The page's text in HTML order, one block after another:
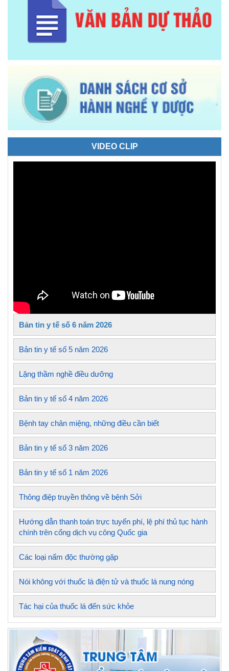
VIDEO CLIP
Bản tin y tế số 6 năm 2026
Bản tin y tế số 5 năm 2026
Lặng thầm nghề điều dưỡng
Bản tin y tế số 4 năm 2026
Bệnh tay chân miệng, những điều cần biết
Bản tin y tế số 3 năm 2026
Bản tin y tế số 1 năm 2026
Thông điệp truyền thông về bệnh Sởi
Hướng dẫn thanh toán trực tuyến phí, lệ phí thủ tục hành
chính trên cổng dịch vụ công Quốc gia
Các loại nấm độc thường gặp
Nói không với thuốc lá điện tử và thuốc lá nung nóng
Tác hại của thuốc lá đến sức khỏe